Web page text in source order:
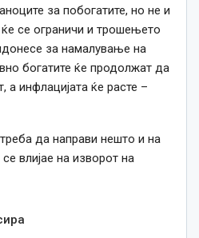
за побогатите, но не и
се ограничи и трошењето
за намалување на
богатите ќе продолжат да
а инфлацијата ќе расте –
да направи нешто и на
влијае на изворот на